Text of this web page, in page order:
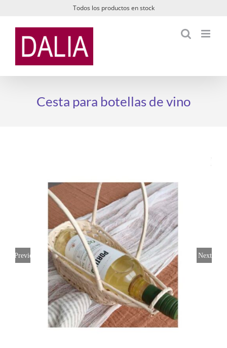
contenido
Todos los productos en stock
Cesta para botellas de vino
Previous Next